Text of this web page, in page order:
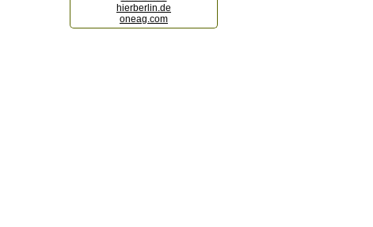
hierberlin.de
oneag.com